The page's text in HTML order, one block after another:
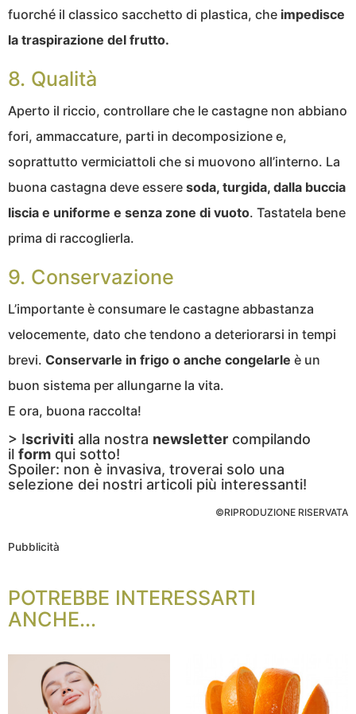
fuorché il classico sacchetto di plastica, che impedisce
la traspirazione del frutto.
8. Qualità
Aperto il riccio, controllare che le castagne non abbiano
fori, ammaccature, parti in decomposizione e,
soprattutto vermiciattoli che si muovono all’interno. La
buona castagna deve essere soda, turgida, dalla buccia
liscia e uniforme e senza zone di vuoto. Tastatela bene
prima di raccoglierla.
9. Conservazione
L’importante è consumare le castagne abbastanza
velocemente, dato che tendono a deteriorarsi in tempi
brevi. Conservarle in frigo o anche congelarle è un
buon sistema per allungarne la vita.
E ora, buona raccolta!
> Iscriviti alla nostra newsletter compilando
il form qui sotto!
Spoiler: non è invasiva, troverai solo una
selezione dei nostri articoli più interessanti!
©RIPRODUZIONE RISERVATA
Pubblicità
POTREBBE INTERESSARTI
ANCHE...